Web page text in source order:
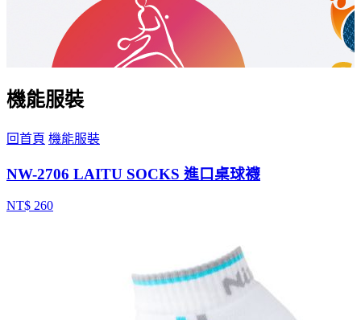
機能服裝
回首頁 機能服裝
NW-2706 LAITU SOCKS 進口桌球襪
NT$ 260